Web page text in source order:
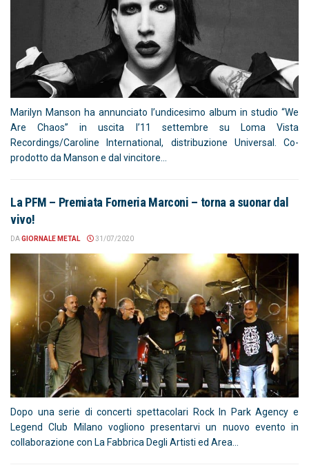
Marilyn Manson ha annunciato l’undicesimo album in studio “We
Are Chaos” in uscita l’11 settembre su Loma Vista
Recordings/Caroline International, distribuzione Universal. Co-
prodotto da Manson e dal vincitore...
La PFM – Premiata Forneria Marconi – torna a suonar dal
vivo!
DAGIORNALE METAL 31/07/2020
Dopo una serie di concerti spettacolari Rock In Park Agency e
Legend Club Milano vogliono presentarvi un nuovo evento in
collaborazione con La Fabbrica Degli Artisti ed Area...